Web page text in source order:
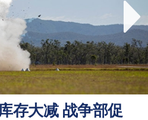
存大减 战争部促